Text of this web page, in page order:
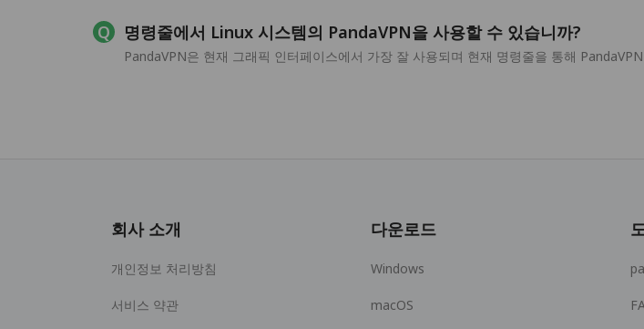
명령줄에서 Linux 시스템의 PandaVPN을 사용할 수 있습니까?
PandaVPN은 현재 그래픽 인터페이스에서 가장 잘 사용되며 현재 명령줄을 통해
회사 소개
개인정보 처리방침
서비스 약관
다운로드
Windows
macOS